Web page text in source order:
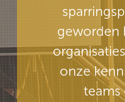
geworden
onze
teams